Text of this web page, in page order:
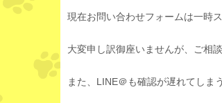
現在お問い合わせフォームは一時
大変申し訳御座いませんが、ご相
また、LINE＠も確認が遅れてしま